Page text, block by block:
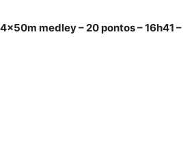
medley – 20 pontos – 16h41 –